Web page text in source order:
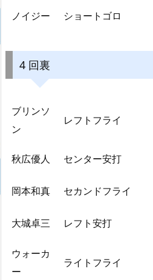
ノイジー ショートゴロ
4 回裏
ブリンソ
ン
レフトフライ
秋広優人 センター安打
岡本和真 セカンドフライ
大城卓三 レフト安打
ウォーカ
ー
ライトフライ